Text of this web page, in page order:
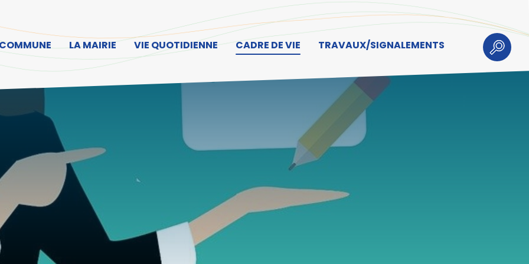
LA MAIRIE VIE QUOTIDIENNE CADRE DE VIE TRAVAUX/SIGNALEMENTS